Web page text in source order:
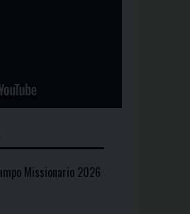
Missionario 2026